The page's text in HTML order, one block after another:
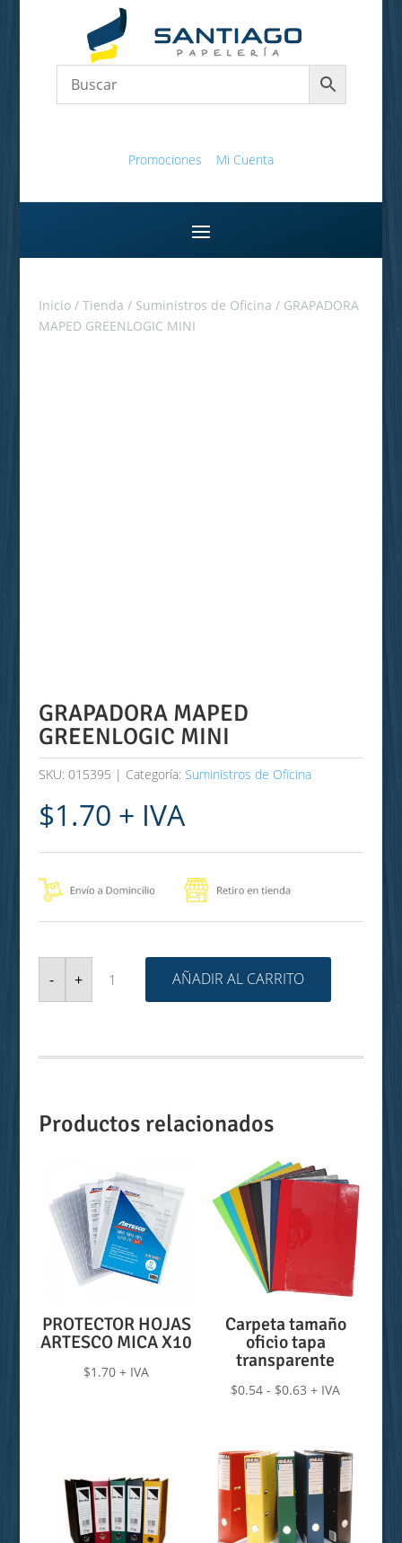
Promociones Mi Cuenta
Inicio/ Tienda / Suministros de Oficina / GRAPADORA
MAPED GREENLOGIC MINI
GRAPADORA MAPED
GREENLOGIC MINI
SKU: 015395 Categoría: Suministros de Oficina
$1.70 + IVA
-
GRAPADORA
MAPED
GREENLOGIC
MINI
+ AÑADIR AL CARRITO
Productos relacionados
PROTECTOR HOJAS
ARTESCO MICA X10
$1.70 + IVA
Carpeta tamaño
oficio tapa
transparente
$0.54 - $0.63 Rango
desde
$0.54
hasta
$0.63
+ IVA